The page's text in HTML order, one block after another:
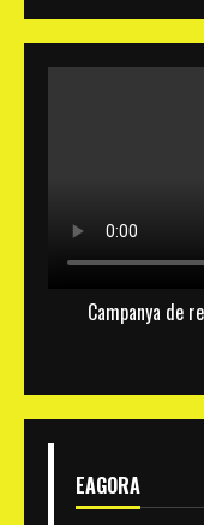
Xarxa
critica
s’impulsi
l’últim
any
de
Campanya de
EAGORA